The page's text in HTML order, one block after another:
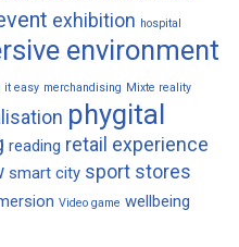
exhibition hospital
environment
it easy merchandising Mixte reality
phygital
reading retail experience
smart city sport stores
Video game wellbeing